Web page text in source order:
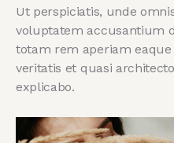
Ut perspiciatis, unde
voluptatem accusantium
totam rem aperiam
veritatis et quasi
explicabo.